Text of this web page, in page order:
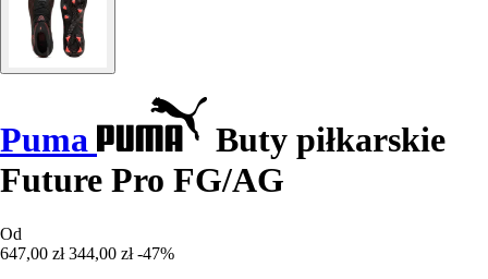
Puma
Buty piłkarskie
Future Pro FG/AG
Od
647,00 zł 344,00 zł -47%